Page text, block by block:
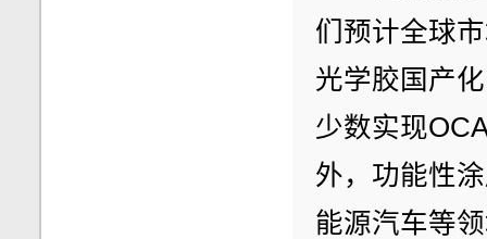
们预计全球
光学胶国产
少数实现
外，功能性
能源汽车等